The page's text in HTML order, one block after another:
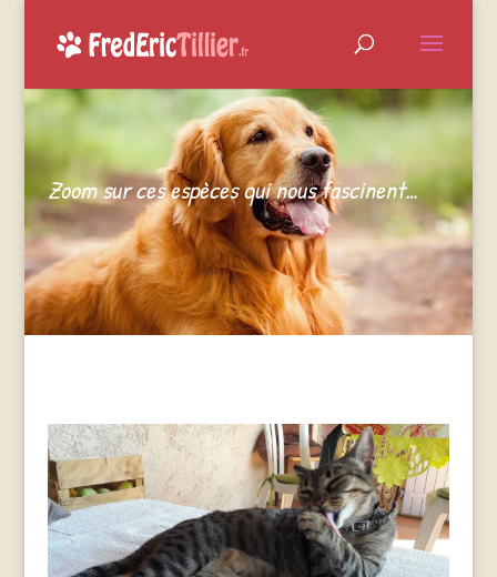
Zoom sur ces espèces qui nous fascinent…